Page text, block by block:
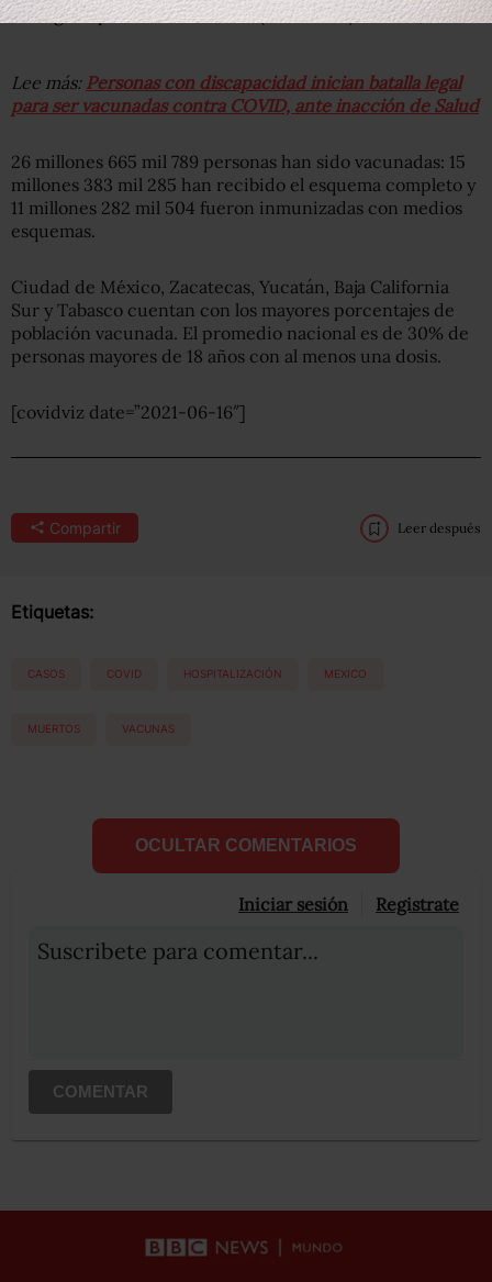
— Hugo López-Gatell Ramírez (@HLGatell) June 16, 2021
Lee más: Personas con discapacidad inician batalla legal
para ser vacunadas contra COVID, ante inacción de Salud
26 millones 665 mil 789 personas han sido vacunadas: 15
millones 383 mil 285 han recibido el esquema completo y
11 millones 282 mil 504 fueron inmunizadas con medios
esquemas.
Ciudad de México, Zacatecas, Yucatán, Baja California
Sur y Tabasco cuentan con los mayores porcentajes de
población vacunada. El promedio nacional es de 30% de
personas mayores de 18 años con al menos una dosis.
[covidviz date=”2021-06-16″]
Compartir Leer después
Etiquetas:
CASOS COVID HOSPITALIZACIÓN MEXICO
MUERTOS VACUNAS
OCULTAR COMENTARIOS
Iniciar sesión Registrate
Suscribete para comentar...
COMENTAR